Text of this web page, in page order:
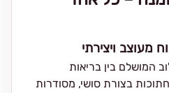
מעוצב ויצירתי
המושלם בין בריאות
בצורת סושי, מסודרות